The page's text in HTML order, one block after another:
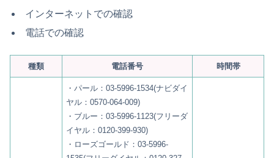
インターネットでの確認
電話での確認
種類 電話番号 時間帯
・パール：03-5996-1534(ナビダイ
ヤル：0570-064-009)
・ブルー：03-5996-1123(フリーダ
イヤル：0120-399-930)
・ローズゴールド：03-5996-